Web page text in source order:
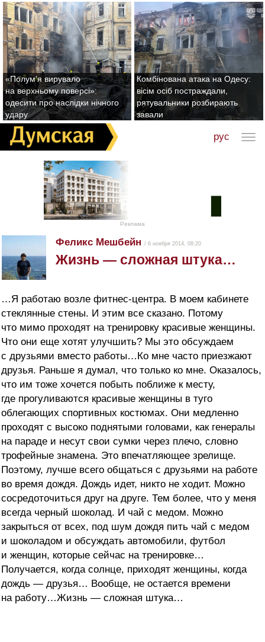
«Полум'я вирувало
на верхньому поверсі»:
одесити про наслідки нічного
удару
Комбінована атака на Одесу:
вісім осіб постраждали,
рятувальники розбирають
завали
рус
Реклама
Феликс Мешбейн / 6 ноября 2014, 08:20
Жизнь — сложная штука…
…Я работаю возле фитнес-центра. В моем кабинете
стеклянные стены. И этим все сказано. Потому
что мимо проходят на тренировку красивые женщины.
Что они еще хотят улучшить? Мы это обсуждаем
с друзьями вместо работы…Ко мне часто приезжают
друзья. Раньше я думал, что только ко мне. Оказалось,
что им тоже хочется побыть поближе к месту,
где прогуливаются красивые женщины в туго
облегающих спортивных костюмах. Они медленно
проходят с высоко поднятыми головами, как генералы
на параде и несут свои сумки через плечо, словно
трофейные знамена. Это впечатляющее зрелище.
Поэтому, лучше всего общаться с друзьями на работе
во время дождя. Дождь идет, никто не ходит. Можно
сосредоточиться друг на друге. Тем более, что у меня
всегда черный шоколад. И чай с медом. Можно
закрыться от всех, под шум дождя пить чай с медом
и шоколадом и обсуждать автомобили, футбол
и женщин, которые сейчас на тренировке…
Получается, когда солнце, приходят женщины, когда
дождь — друзья… Вообще, не остается времени
на работу…Жизнь — сложная штука…